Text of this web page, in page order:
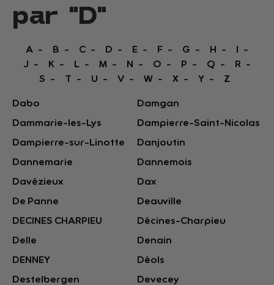
par " D"
A B C D E F G H
I
J
K L M N O P Q
R
S
T U V W X Y Z
Dabo
Damgan
Dammarie-les-Lys
Dampierre-Saint-Nicolas
Dampierre-sur-Linotte
Danjoutin
Dannemarie
Dannemois
Davézieux
Dax
De Panne
Deauville
DECINES CHARPIEU
Décines-Charpieu
Delle
Denain
DENNEY
Déols
Destelbergen
Devecey